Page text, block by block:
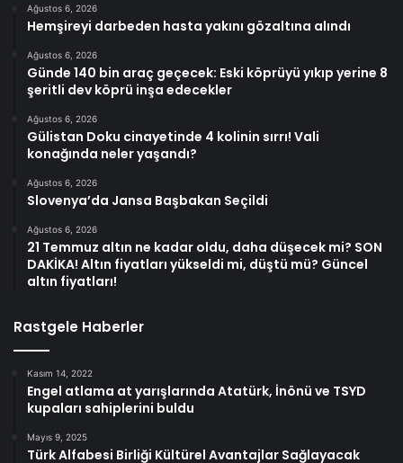
Ağustos 6, 2026
Hemşireyi darbeden hasta yakını gözaltına alındı
Ağustos 6, 2026
Günde 140 bin araç geçecek: Eski köprüyü yıkıp yerine 8
şeritli dev köprü inşa edecekler
Ağustos 6, 2026
Gülistan Doku cinayetinde 4 kolinin sırrı! Vali
konağında neler yaşandı?
Ağustos 6, 2026
Slovenya’da Jansa Başbakan Seçildi
Ağustos 6, 2026
21 Temmuz altın ne kadar oldu, daha düşecek mi? SON
DAKİKA! Altın fiyatları yükseldi mi, düştü mü? Güncel
altın fiyatları!
Rastgele Haberler
Kasım 14, 2022
Engel atlama at yarışlarında Atatürk, İnönü ve TSYD
kupaları sahiplerini buldu
Mayıs 9, 2025
Türk Alfabesi Birliği Kültürel Avantajlar Sağlayacak